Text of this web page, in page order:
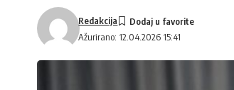
Ažurirano: 12.04.2026 15:41
Redakcija